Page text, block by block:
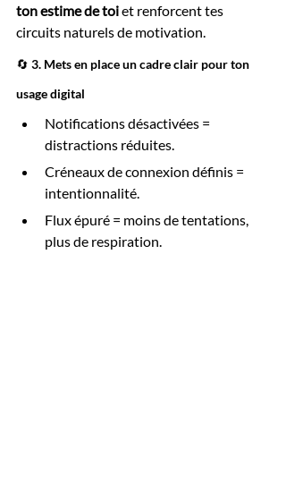
ton estime de toi et renforcent tes
circuits naturels de motivation.
🔄 3. Mets en place un cadre clair pour ton
usage digital
Notifications désactivées =
distractions réduites.
Créneaux de connexion définis =
intentionnalité.
Flux épuré = moins de tentations,
plus de respiration.